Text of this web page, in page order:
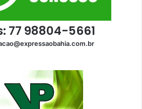
77 98804-5661